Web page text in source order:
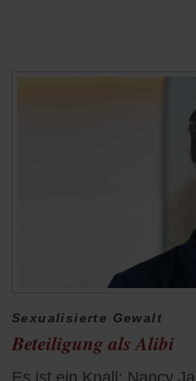
Sexualisierte Gewalt
Beteiligung als Alibi
Es ist ein Knall: Nancy